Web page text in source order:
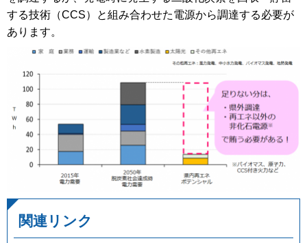
する技術（CCS）と組み合わせた電源から調達する必要が
あります。
関連リンク